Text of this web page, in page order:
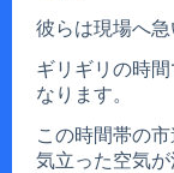
彼らは現場へ急
ギリギリの時
なります。
この時間帯の
気立った空気が